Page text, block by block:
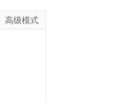
高级模式